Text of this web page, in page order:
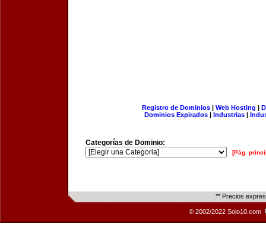
Registro de Dominios| Web Hosting |
Dominios Expirados | Industrias |
Categorías de Dominio:
[Pág.
** Precios
© 2002/2022 Solo10.com